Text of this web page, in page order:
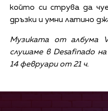
който си струва да
дръзки и умни латино
Музиката от албума
слушаме в Desafinado
14 февруари от 21 ч.